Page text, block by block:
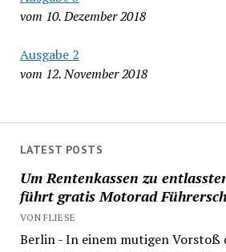
vom 10. Dezember 2018
Ausgabe 2
vom 12. November 2018
LATEST POSTS
Um Rentenkassen zu
führt gratis Motorad
VON FLIESE
Berlin - In einem mutigen Vorstoß